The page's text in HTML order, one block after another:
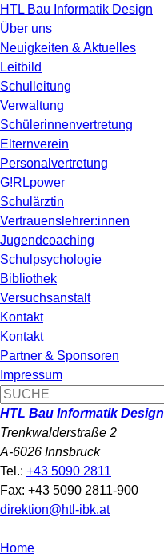
HTL Bau Informatik Design
Über uns
Neuigkeiten & Aktuelles
Leitbild
Schulleitung
Verwaltung
Schülerinnenvertretung
Elternverein
Personalvertretung
G!RLpower
Schulärztin
Vertrauenslehrer:innen
Jugendcoaching
Schulpsychologie
Bibliothek
Versuchsanstalt
Kontakt
Kontakt
Partner & Sponsoren
Impressum
HTL Bau Informatik Design
Trenkwalderstraße 2
A-6026 Innsbruck
Tel.: +43 5090 2811
Fax: +43 5090 2811-900
direktion@htl-ibk.at
Home